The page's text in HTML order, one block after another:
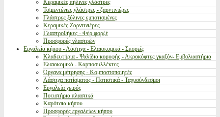
Κεραμικές πήλινες γλάστρες
Τσιμεντένιες γλάστρες - ζαρντινιέρες
Γλάστρες ξύλινες εμποτισμένες
Κεραμικές Ζαρντινιέρες
Γλαστροθήκες - Φέρ φορζέ
Προσφορές γλαστρών
Εργαλεία κήπου - Λάστιχα - Ελαιοκομικά - Σπορείς
Κλαδευτήρια - Ψαλίδια κορυφής - Ακροκόφτες γκαζόν- Εμβολιαστήρια
Ελαιοκομικά - Καρποσυλλέκτες
Όργανα μέτρησης - Κομποστοποιητές
Λάστιχα ποτίσματος - Ποτιστικά - Ταχυσύνδεσμοι
Εργαλεία χειρός
Ποτιστήρια πλαστικά
Καρότσια κήπου
Προσφορές εργαλείων κήπου